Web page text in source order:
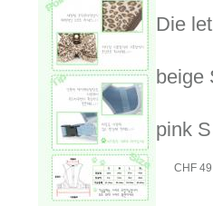
Die
beige
pink
CHF